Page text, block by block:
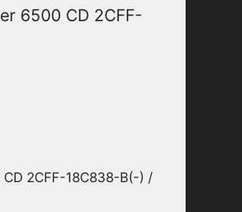
6500 CD 2CFF-
2CFF-18C838-B(-) /